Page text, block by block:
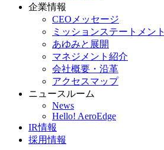
企業情報
CEOメッセージ
ミッションステートメント
あゆみと展開
マネジメント紹介
会社概要・沿革
アクセスマップ
ニュースルーム
News
Hello! AeroEdge
IR情報
採用情報